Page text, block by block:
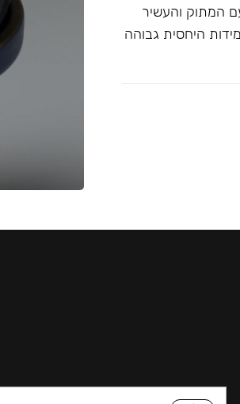
המתוק והעשיר
היחסית גבוהה